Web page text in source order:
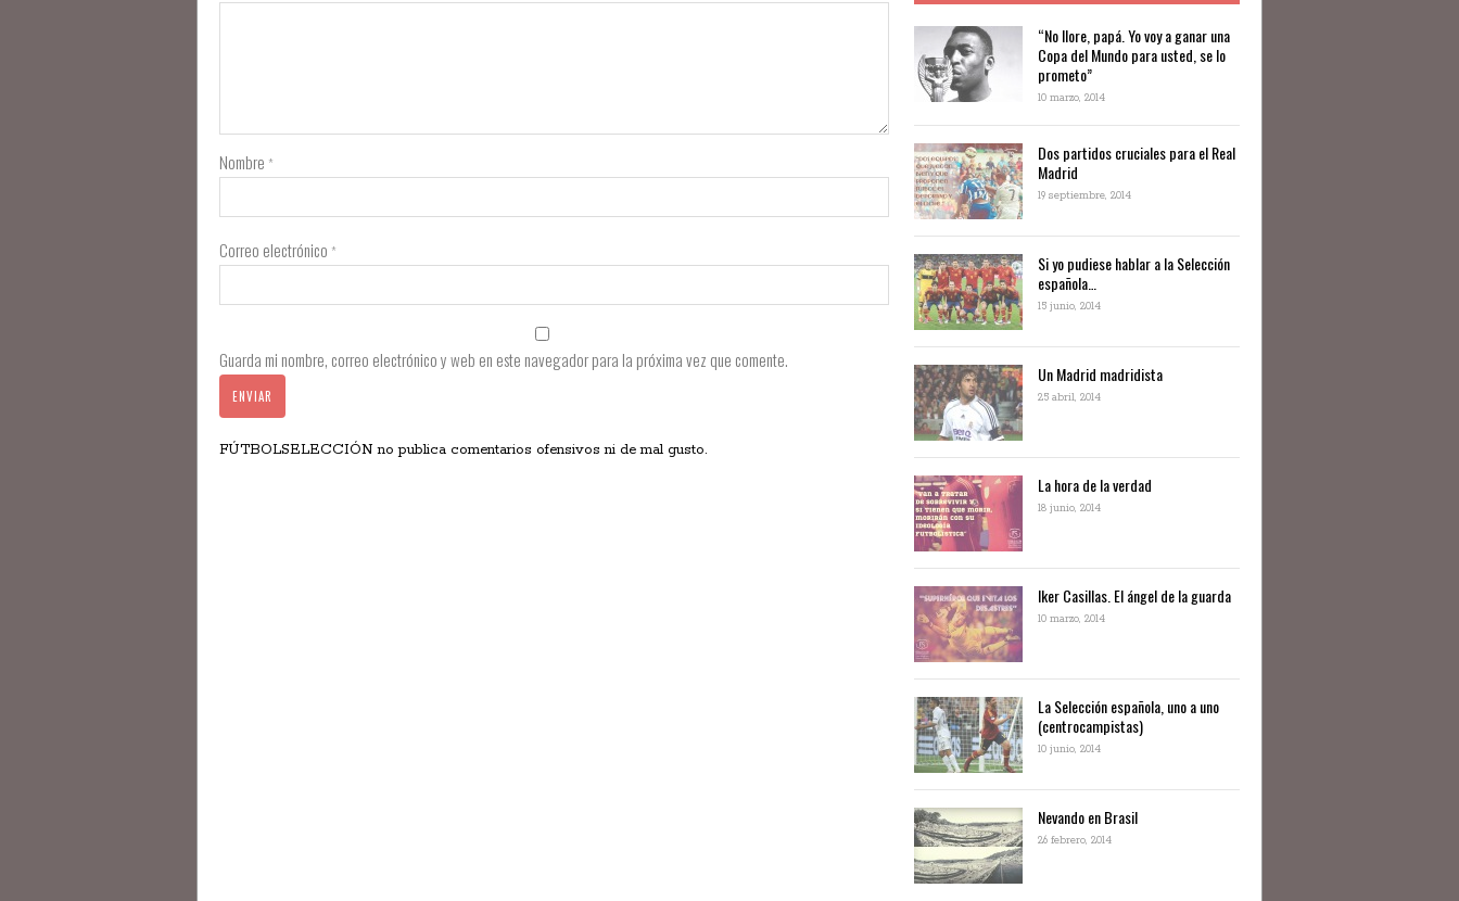
Nombre *
Correo electrónico *
Guarda mi nombre, correo electrónico y web en este navegador para la próxima vez que comente.
FÚTBOLSELECCIÓN no publica comentarios ofensivos ni de mal gusto.
“No llore, papá. Yo voy a ganar una
Copa del Mundo para usted, se lo
prometo”
10 marzo, 2014
Dos partidos cruciales para el Real
Madrid
19 septiembre, 2014
Si yo pudiese hablar a la Selección
española…
15 junio, 2014
Un Madrid madridista
25 abril, 2014
La hora de la verdad
18 junio, 2014
Iker Casillas. El ángel de la guarda
10 marzo, 2014
La Selección española, uno a uno
(centrocampistas)
10 junio, 2014
Nevando en Brasil
26 febrero, 2014